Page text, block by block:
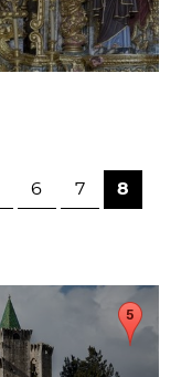
6 7 8